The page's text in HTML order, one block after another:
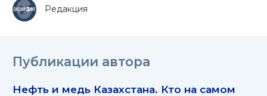
Редакция
Публикации автора
Нефть и медь Казахстана. Кто на самом